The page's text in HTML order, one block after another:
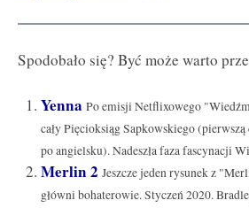
Spodobało się? Być może warto
Yenna Po emisji Netflixowego
cały Pięcioksiąg Sapkowskiego (pierwszą
po angielsku). Nadeszła faza fascynacji
Merlin 2 Jeszcze jeden rysunek z
główni bohaterowie. Styczeń 2020.